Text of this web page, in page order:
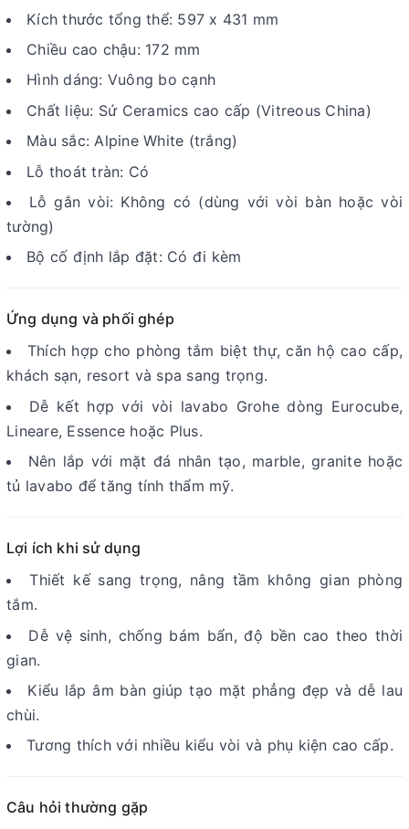
Kích thước tổng thể: 597 x 431 mm
Chiều cao chậu: 172 mm
Hình dáng: Vuông bo cạnh
Chất liệu: Sứ Ceramics cao cấp (Vitreous China)
Màu sắc: Alpine White (trắng)
Lỗ thoát tràn: Có
Lỗ gắn vòi: Không có (dùng với vòi bàn hoặc vòi
tường)
Bộ cố định lắp đặt: Có đi kèm
Ứng dụng và phối ghép
Thích hợp cho phòng tắm biệt thự, căn hộ cao cấp,
khách sạn, resort và spa sang trọng.
Dễ kết hợp với vòi lavabo Grohe dòng Eurocube,
Lineare, Essence hoặc Plus.
Nên lắp với mặt đá nhân tạo, marble, granite hoặc
tủ lavabo để tăng tính thẩm mỹ.
Lợi ích khi sử dụng
Thiết kế sang trọng, nâng tầm không gian phòng
tắm.
Dễ vệ sinh, chống bám bẩn, độ bền cao theo thời
gian.
Kiểu lắp âm bàn giúp tạo mặt phẳng đẹp và dễ lau
chùi.
Tương thích với nhiều kiểu vòi và phụ kiện cao cấp.
Câu hỏi thường gặp